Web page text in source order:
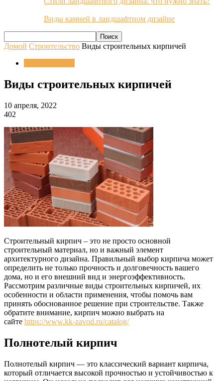
Виды камней в ландшафтном дизайне
Домой Строительство Виды строительных кирпичей
Виды строительных кирпичей
10 апреля, 2022
402
Строительный кирпич – это не просто основной
строительный материал, но и важный элемент
архитектурного дизайна. Правильный выбор кирпича может
определить не только прочность и долговечность вашего
дома, но и его внешний вид и энергоэффективность.
Рассмотрим различные виды строительных кирпичей, их
особенности и области применения, чтобы помочь вам
принять обоснованное решение при строительстве. Также
обратите внимание, кирпич можно выбрать на
сайте https://www.kk-zavod.ru/catalog/
Полнотелый кирпич
Полнотелый кирпич — это классический вариант кирпича,
который отличается высокой прочностью и устойчивостью к